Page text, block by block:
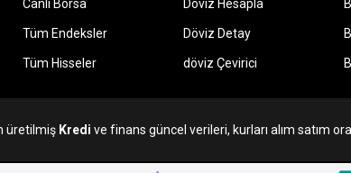
Canlı Borsa
Tüm Endeksler
Tüm Hisseler
Döviz Hesapla
Döviz Detay
döviz Çevirici
üretilmiş Kredi ve finans güncel verileri, kurları alım satım